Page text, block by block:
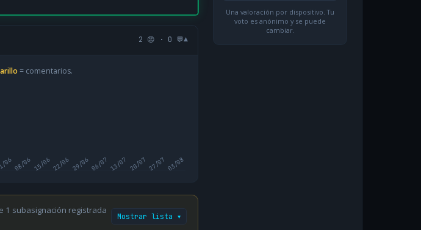
2 😡 · 0 💬▾
= comentarios.
0608/06 15/0622/06 29/0606/07 13/07 20/07 27/07 03/08
1 subasignación registrada
Mostrar lista ▾
Una valoración por dispositivo. Tu
voto es anónimo y se puede
cambiar.